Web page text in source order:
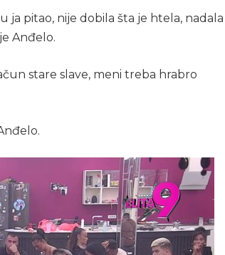
ja pitao, nije dobila šta je htela, nadala
Anđelo.
stare slave, meni treba hrabro